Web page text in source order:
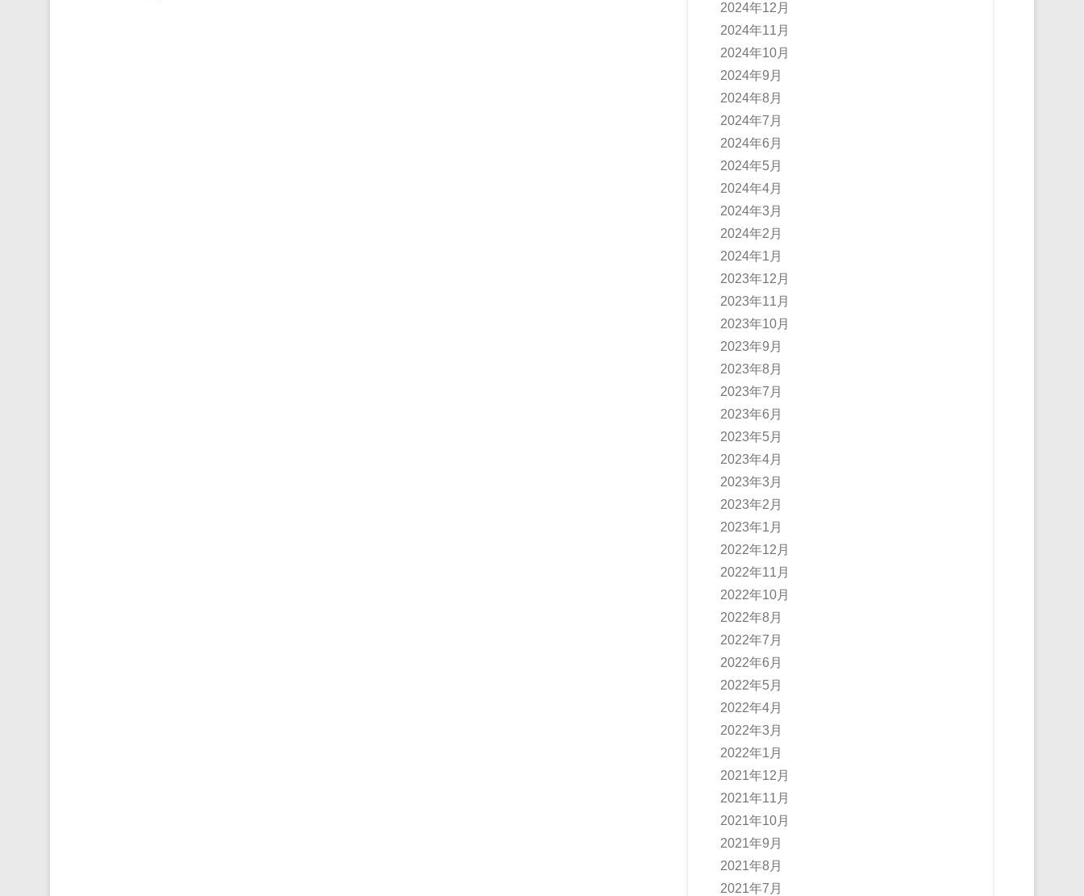
2024年12月
2024年11月
2024年10月
2024年9月
2024年8月
2024年7月
2024年6月
2024年5月
2024年4月
2024年3月
2024年2月
2024年1月
2023年12月
2023年11月
2023年10月
2023年9月
2023年8月
2023年7月
2023年6月
2023年5月
2023年4月
2023年3月
2023年2月
2023年1月
2022年12月
2022年11月
2022年10月
2022年8月
2022年7月
2022年6月
2022年5月
2022年4月
2022年3月
2022年1月
2021年12月
2021年11月
2021年10月
2021年9月
2021年8月
2021年7月